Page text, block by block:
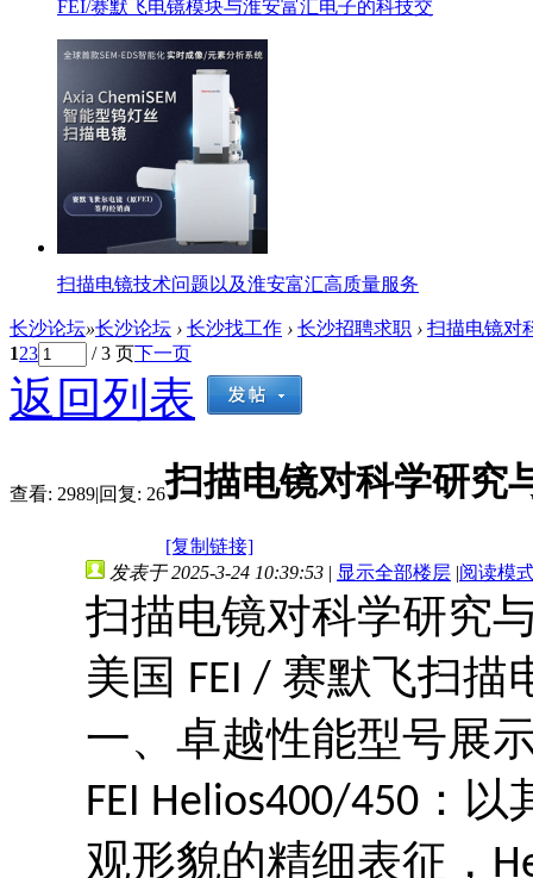
FEI/赛默飞电镜模块与淮安富汇电子的科技交
扫描电镜技术问题以及淮安富汇高质量服务
长沙论坛»长沙论坛 › 长沙找工作 › 长沙招聘求职 › 扫描电镜对
123 / 3 页下一页
返回列表
查看: 2989|回复: 26扫描电镜对科学研究
[复制链接]
发表于 2025-3-24 10:39:53 | 显示全部楼层 |阅读模
扫描电镜对科学研究
美国 FEI / 赛默飞扫描
一、卓越性能型号展
FEI Helios400/450 ：
观形貌的精细表征，